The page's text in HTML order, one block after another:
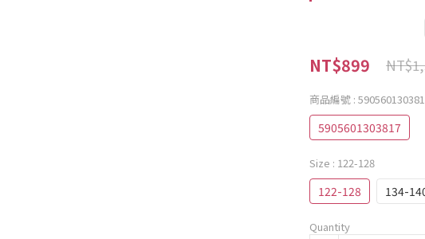
NT$899
商品編號 :
5905601303817
Size : 122-128
122-128 134-
Quantity